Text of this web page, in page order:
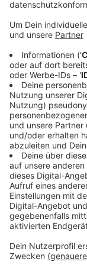
Gleichzeitig
Todesfälle im
Infektion. Alle
seit Beginn der
oder mit
Merkel
Mittwoch einen
bekomme man
ab Montag ist
aufgehoben.
Mehr Infos
Anzeige